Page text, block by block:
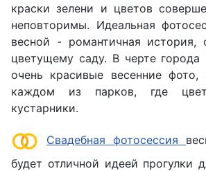
краски зелени и цветов
неповторимы. Идеальная
весной - романтичная история,
цветущему саду. В черте
очень красивые весенние
каждом из парков, где
кустарники.
Свадебная фотосессия
будет отличной идеей прогулки